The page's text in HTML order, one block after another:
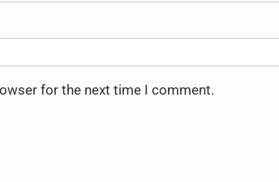
for the next time I comment.